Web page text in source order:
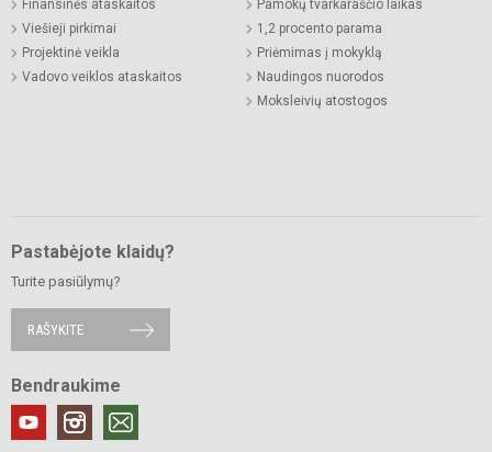
Finansinės ataskaitos
Viešieji pirkimai
Projektinė veikla
Vadovo veiklos ataskaitos
Pamokų tvarkaraščio laikas
1,2 procento parama
Priėmimas į mokyklą
Naudingos nuorodos
Moksleivių atostogos
Pastabėjote klaidų?
Turite pasiūlymų?
RAŠYKITE
Bendraukime